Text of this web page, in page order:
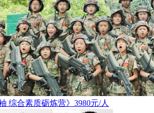
综合素质砺炼营》3980元/人